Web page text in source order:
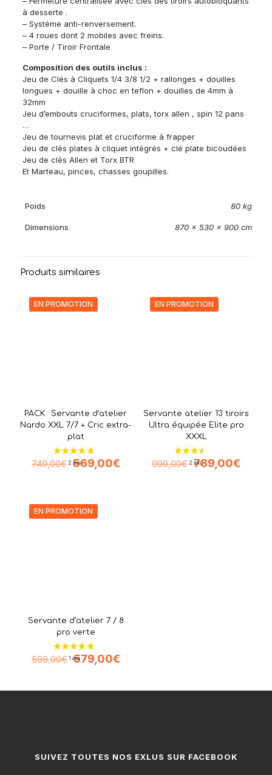
à desserte .
– Système anti-renversement.
– 4 roues dont 2 mobiles avec freins.
– Porte / Tiroir Frontale
Composition des outils inclus :
Jeu de Clés à Cliquets 1/4 3/8 1/2 + rallonges + douilles
longues + douille à choc en teflon + douilles de 4mm à
32mm
Jeu d’embouts cruciformes, plats, torx allen , spin 12 pans
…
Jeu de tournevis plat et cruciforme à frapper
Jeu de clés plates à cliquet intégrés + clé plate bicoudées
Jeu de clés Allen et Torx BTR
Et Marteau, pinces, chasses goupilles.
Poids 80 kg
Dimensions 870 × 530 × 900 cm
Produits similaires
EN PROMOTION
PACK : Servante d’atelier
Nardo XXL 7/7 + Cric extra-
plat
749,00€
Le
749,00€.
569,00€Le
EN PROMOTION
Servante atelier 13 tiroirs
Ultra équipée Elite pro
XXXL
999,00€ Le
789,00€
EN PROMOTION
Servante d’atelier 7 / 8
pro verte
599,00€ Le
était :
579,00€Le
est :
SUIVEZ TOUTES NOS EXLUS SUR FACEBOOK